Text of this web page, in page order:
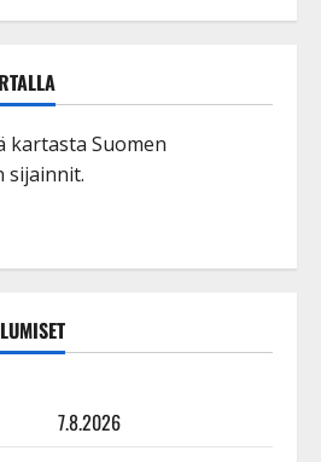
kartasta Suomen
sijainnit.
7.8.2026